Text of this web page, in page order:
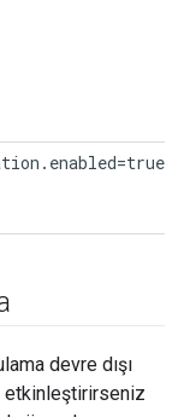
devre dışı
etkinleştirirseniz